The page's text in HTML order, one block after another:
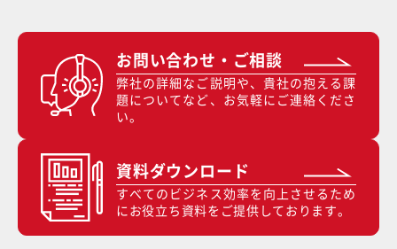
お問い合わせ・ご相談
弊社の詳細なご説明や、貴社の抱える課
題についてなど、お気軽にご連絡くださ
い。
資料ダウンロード
すべてのビジネス効率を向上させるため
にお役立ち資料をご提供しております。